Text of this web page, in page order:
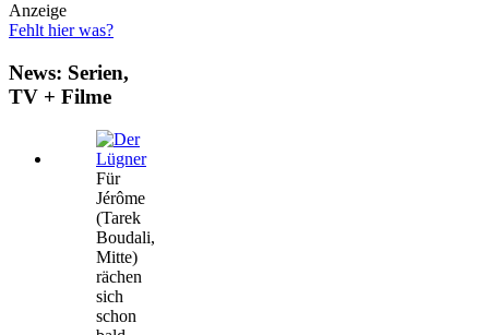
Anzeige
Fehlt hier was?
News: Serien,
TV + Filme
Für
Jérôme
(Tarek
Boudali,
Mitte)
rächen
sich
schon